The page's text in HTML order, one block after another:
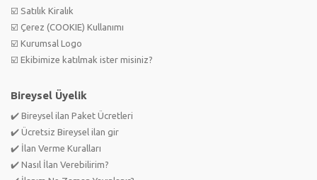
☑️ Satılık Kiralık
☑️ Çerez (COOKIE) Kullanımı
☑️ Kurumsal Logo
☑️ Ekibimize katılmak ister misiniz?
Bireysel Üyelik
✔️ Bireysel ilan Paket Ücretleri
✔️ Ücretsiz Bireysel ilan gir
✔️ İlan Verme Kuralları
✔️ Nasıl İlan Verebilirim?